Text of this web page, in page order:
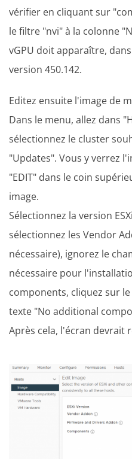
vérifier en cliquant sur
le filtre "nvi" à la colonne
vGPU doit apparaître,
version 450.142.
Editez ensuite l'image de
Dans le menu, allez dans
sélectionnez le cluster
"Updates". Vous y verrez
"EDIT" dans le coin
image.
Sélectionnez la version
sélectionnez les Vendor
nécessaire), ignorez le
nécessaire pour
components, cliquez sur
texte "No additional
Après cela, l'écran devrait